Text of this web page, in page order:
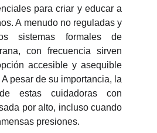
para criar y educar a
A menudo no reguladas y
sistemas formales de
con frecuencia sirven
accesible y asequible
pesar de su importancia, la
estas cuidadoras con
por alto, incluso cuando
presiones.